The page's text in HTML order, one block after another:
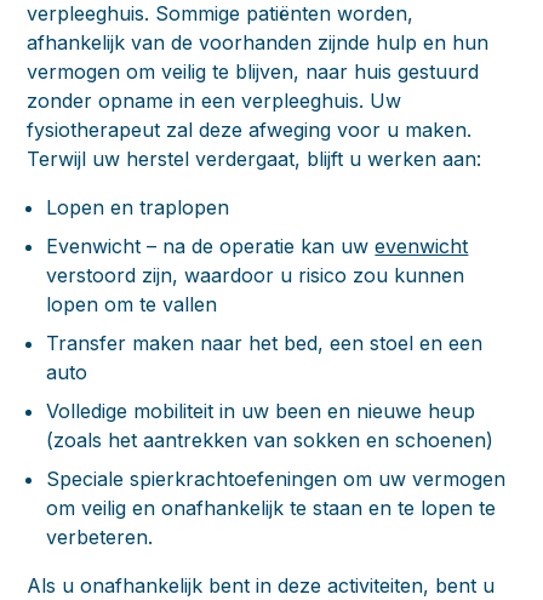
verpleeghuis. Sommige patiënten worden,
afhankelijk van de voorhanden zijnde hulp en hun
vermogen om veilig te blijven, naar huis gestuurd
zonder opname in een verpleeghuis. Uw
fysiotherapeut zal deze afweging voor u maken.
Terwijl uw herstel verdergaat, blijft u werken aan:
Lopen en traplopen
Evenwicht – na de operatie kan uwevenwicht
verstoord zijn, waardoor u risico zou kunnen
lopen om te vallen
Transfer maken naar het bed, een stoel en een
auto
Volledige mobiliteit in uw been en nieuwe heup
(zoals het aantrekken van sokken en schoenen)
Speciale spierkrachtoefeningen om uw vermogen
om veilig en onafhankelijk te staan en te lopen te
verbeteren.
Als u onafhankelijk bent in deze activiteiten, bent u